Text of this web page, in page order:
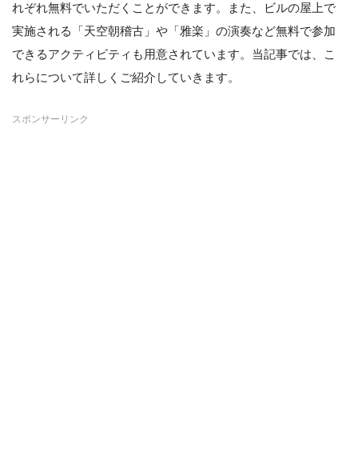
れぞれ無料でいただくことができます。また、ビルの屋上で
実施される「天空朝稽古」や「雅楽」の演奏など無料で参加
できるアクティビティも用意されています。当記事では、こ
れらについて詳しくご紹介していきます。
スポンサーリンク